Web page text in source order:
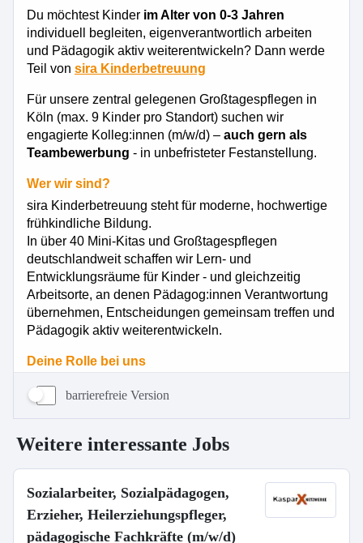
barrierefreie Version
Weitere interessante Jobs
Sozialarbeiter, Sozialpädagogen,
Erzieher, Heilerziehungspfleger,
pädagogische Fachkräfte (m/w/d)